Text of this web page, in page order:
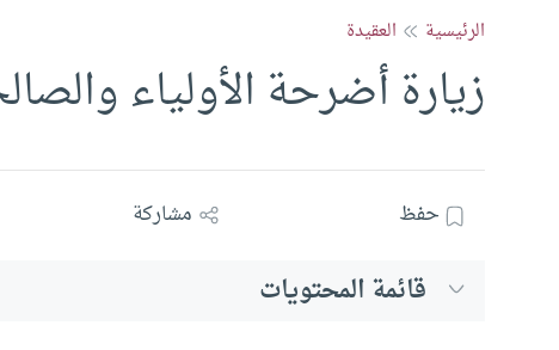
الرئيسية العقيدة
زيارة أضرحة الأولياء
حفظ مشاركة
قائمة المحتويات